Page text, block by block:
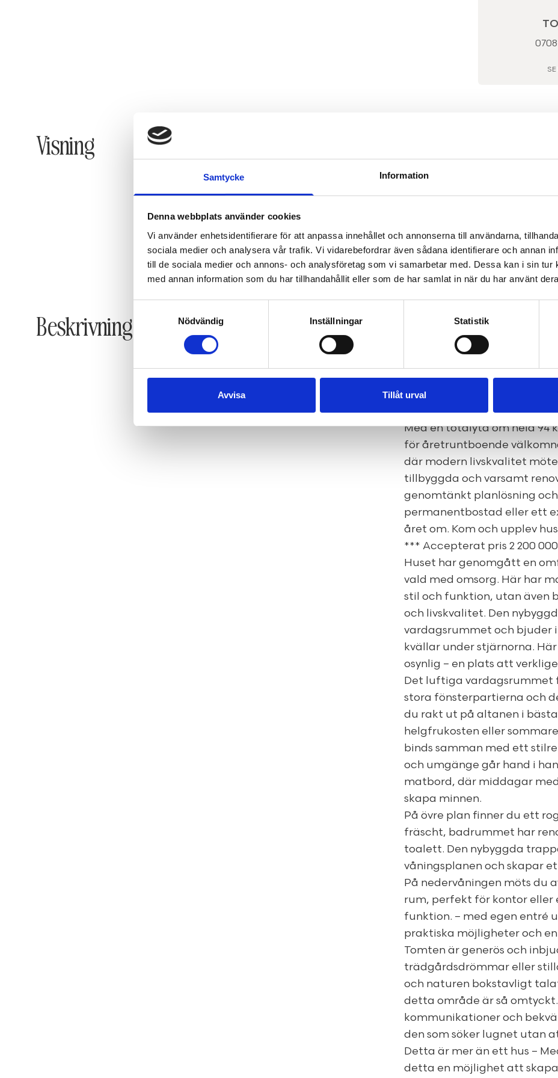
Samtycke Information
Denna webbplats använder cookies
Vi använder enhetsidentifierare för att anpassa innehållet och annonserna till användarna,
sociala medier och analysera vår trafik. Vi vidarebefordrar även sådana identifierare och annan
till de sociala medier och annons- och analysföretag som vi samarbetar med. Dessa kan i sin tur
med annan information som du har tillhandahållit eller som de har samlat in när du har använt
Nödvändig
Inställningar Statistik
Avvisa Tillåt urval
Visning
VÄLKOMMEN PÅ VISNING:
ANMÄL TILL VISNING
Beskrivning
Stockkärrsvägen 25 – ett
Med en totalyta om hela 94
för åretruntboende
där modern livskvalitet
tillbyggda och varsamt
genomtänkt planlösning
permanentbostad eller ett
året om. Kom och upplev
*** Accepterat pris 2 200
Huset har genomgått en
vald med omsorg. Här har
stil och funktion, utan även
och livskvalitet. Den
vardagsrummet och bjuder
kvällar under stjärnorna.
osynlig – en plats att
Det luftiga vardagsrummet
stora fönsterpartierna och
du rakt ut på altanen i
helgfrukosten eller
binds samman med ett
och umgänge går hand i
matbord, där middagar
skapa minnen.
På övre plan finner du ett
fräscht, badrummet har
toalett. Den nybyggda
våningsplanen och skapar
På nedervåningen möts du
rum, perfekt för kontor eller
funktion. – med egen entré
praktiska möjligheter och
Tomten är generös och
trädgårdsdrömmar eller
och naturen bokstavligt
detta område är så
kommunikationer och
den som söker lugnet utan
Detta är mer än ett hus –
detta en möjlighet att